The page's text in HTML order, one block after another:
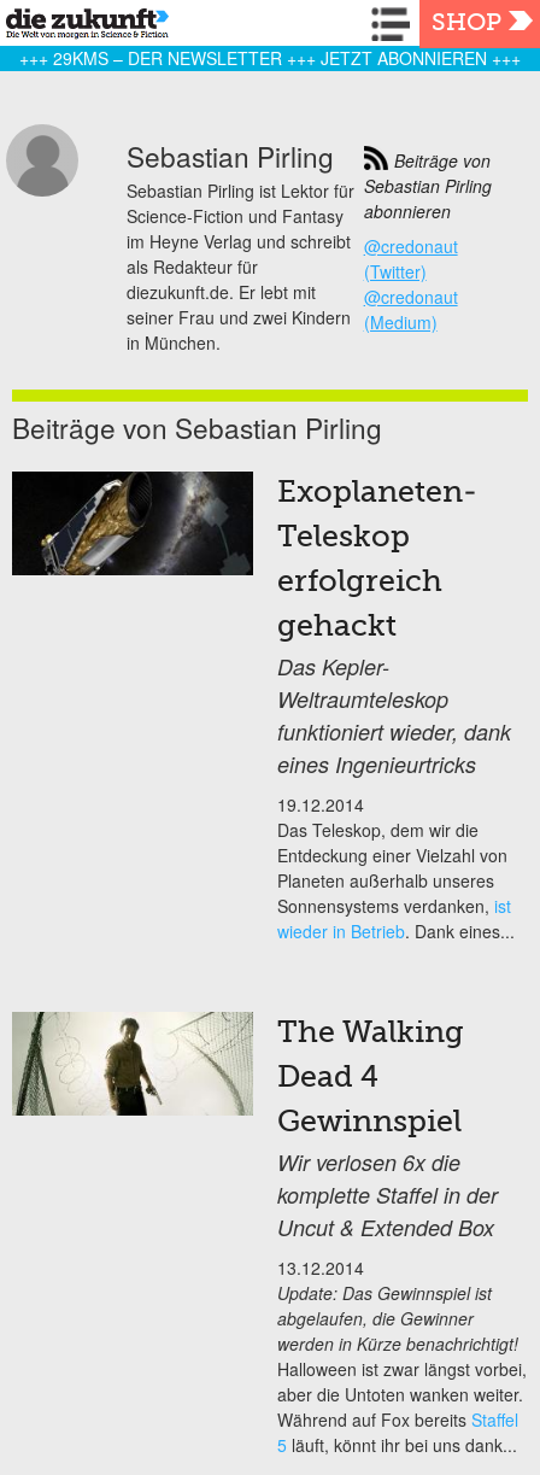
Navigation
SHOP
+++ 29KMS – DER NEWSLETTER +++ JETZT ABONNIEREN +++
Sebastian Pirling
Sebastian Pirling ist Lektor für
Science-Fiction und Fantasy
im Heyne Verlag und schreibt
als Redakteur für
diezukunft.de. Er lebt mit
seiner Frau und zwei Kindern
in München.
Beiträge von
Sebastian Pirling
abonnieren
@credonaut
(Twitter)
@credonaut
(Medium)
Beiträge von Sebastian Pirling
Exoplaneten-
Teleskop
erfolgreich
gehackt
Das Kepler-
Weltraumteleskop
funktioniert wieder, dank
eines Ingenieurtricks
19.12.2014
Das Teleskop, dem wir die
Entdeckung einer Vielzahl von
Planeten außerhalb unseres
Sonnensystems verdanken, ist
wieder in Betrieb. Dank eines...
The Walking
Dead 4
Gewinnspiel
Wir verlosen 6x die
komplette Staffel in der
Uncut & Extended Box
13.12.2014
Update: Das Gewinnspiel ist
abgelaufen, die Gewinner
werden in Kürze benachrichtigt!
Halloween ist zwar längst vorbei,
aber die Untoten wanken weiter.
Während auf Fox bereits Staffel
5 läuft, könnt ihr bei uns dank...